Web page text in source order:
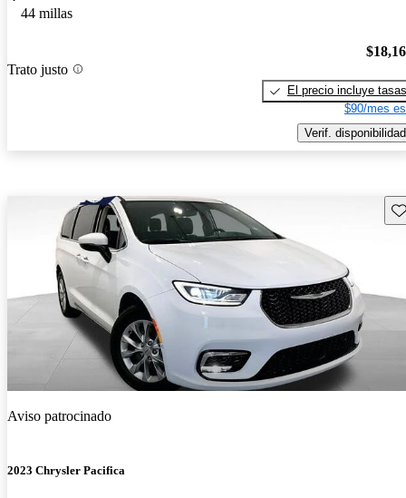
44 millas
Trato justo
El precio incluye tasas
$90/mes
Verif. disponibilidad
Aviso patrocinado
2023 Chrysler Pacifica